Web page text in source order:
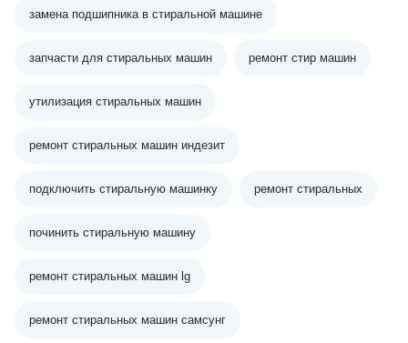
замена подшипника в стиральной машине
запчасти для стиральных машин ремонт стир машин
утилизация стиральных машин
ремонт стиральных машин индезит
подключить стиральную машинку ремонт стиральных
починить стиральную машину
ремонт стиральных машин lg
ремонт стиральных машин самсунг